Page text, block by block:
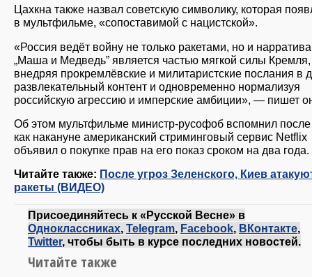
Цахкна также назвал советскую символику, которая
в мультфильме, «сопоставимой с нацистской».
«Россия ведёт войну не только ракетами, но и
„Маша и Медведь” является частью мягкой силы Кремля,
внедряя прокремлёвские и милитаристские послания в
развлекательный контент и одновременно нормализуя
российскую агрессию и имперские амбиции», — пишет
Об этом мультфильме министр-русофоб вспомнил после
как накануне американский стриминговый сервис Netflix
объявил о покупке прав на его показ сроком на два года.
Читайте также: После угроз Зеленского, Киев
ракеты (ВИДЕО)
Присоединяйтесь к «Русской Весне» в
Одноклассниках, Telegram, Facebook, ВКонтакте,
Twitter, чтобы быть в курсе последних новостей.
Читайте также